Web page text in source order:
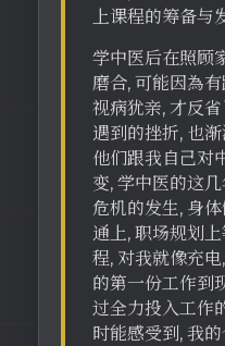
上课程的筹备与
学中医后在照顾
磨合, 可能因為
视病犹亲, 才反
遇到的挫折, 也
他们跟我自己对
变, 学中医的这
危机的发生, 身
通上, 职场规划
程, 对我就像充
的第一份工作到
过全力投入工作
时能感受到, 我